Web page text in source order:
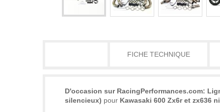
FICHE TECHNIQUE
D'occasion sur RacingPerformances.com:
silencieux) pour Kawasaki 600 Zx6r et zx636